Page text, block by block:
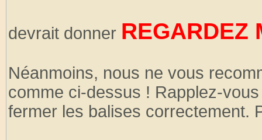
devrait donner REGARDEZ
Néanmoins, nous ne vous
comme ci-dessus ! Rapplez-
fermer les balises correctement.